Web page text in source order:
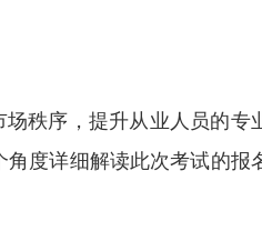
秩序，提升从业人员的专
度详细解读此次考试的报